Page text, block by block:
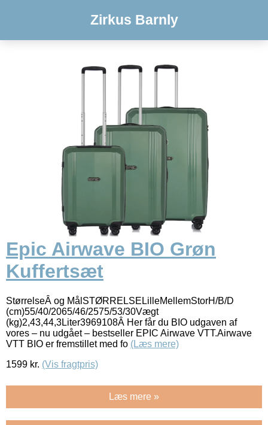
Zirkus Barnly
Epic Airwave BIO Grøn
Kuffertsæt
StørrelseÂ og MålSTØRRELSELilleMellemStorH/B/D
(cm)55/40/2065/46/2575/53/30Vægt
(kg)2,43,44,3Liter3969108Â Her får du BIO udgaven af
vores – nu udgået – bestseller EPIC Airwave VTT.Airwave
VTT BIO er fremstillet med fo (Læs mere)
1599 kr. (Vis fragtpris)
Læs mere »